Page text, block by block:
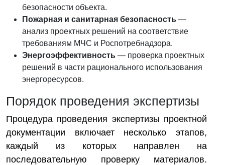
безопасности объекта.
Пожарная и санитарная безопасность —
анализ проектных решений на соответствие
требованиям МЧС и Роспотребнадзора.
Энергоэффективность — проверка проектных
решений в части рационального использования
энергоресурсов.
Порядок проведения экспертизы
Процедура проведения экспертизы проектной
документации включает несколько этапов,
каждый из которых направлен на
последовательную проверку материалов.